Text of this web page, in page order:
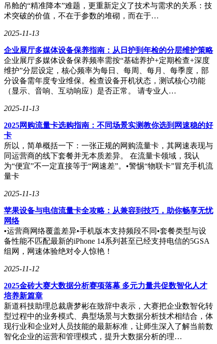
吊舱的“精准降本”难题，更重新定义了技术与需求的关系：技
术突破的价值，不在于参数的堆砌，而在于…
2025-11-13
企业展厅多媒体设备保养指南：从日护到年检的分层维护策略
企业展厅多媒体设备保养频率需按“基础养护+定期检查+深度
维护”分层设定，核心频率为每日、每周、每月、每季度，部
分设备需年度专业维保。检查设备开机状态，测试核心功能
（显示、音响、互动响应）是否正常。 请专业人…
2025-11-13
2025网购流量卡选购指南：不同场景实测教你选到网速稳的好
卡
所以，简单概括一下：一张正规的网购流量卡，其网速表现与
同运营商的线下套餐并无本质差异。 在流量卡领域，我认
为“便宜”不一定直接等于“网速差”。•警惕“物联卡”冒充手机流
量卡
2025-11-13
苹果设备与电信流量卡全攻略：从兼容到技巧，助你畅享无忧
网络
•运营商网络覆盖差异•手机版本支持频段不同•套餐类型与设
备性能不匹配最新的iPhone 14系列甚至已经支持电信的5GSA
组网，网速体验绝对令人惊艳！
2025-11-12
2025金砖大赛大数据分析赛项落幕 多元力量共促数智化人才
培养新篇章
新道科技助理总裁唐梦彬在致辞中表示，大赛把企业数智化转
型过程中的业务模式、典型场景与大数据分析技术相结合，体
现行业和企业对人员技能的最新标准，让师生深入了解当前数
智化企业的运营和管理模式，提升大数据分析的理…